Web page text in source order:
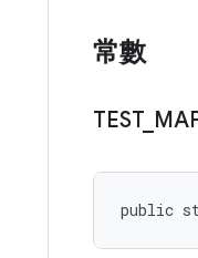
常數
TEST_
public